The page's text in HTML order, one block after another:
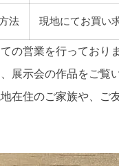
法 現地にてお買い
の営業を行っており
展示会の作品をご覧
在住のご家族や、ご